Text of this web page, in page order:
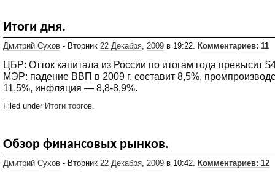
Итоги дня.
Дмитрий Сухов - Вторник 22 Декабря 2009 в 19:22. Комментариев: 11
ЦБР: Отток капитала из России по итогам года превысит
МЭР: падение ВВП в 2009 г. составит 8,5%,
11,5%, инфляция — 8,8-8,9%.
Filed under Итоги торгов.
Обзор финансовых рынков.
Дмитрий Сухов - Вторник 22 Декабря 2009 в 10:42. Комментариев: 12